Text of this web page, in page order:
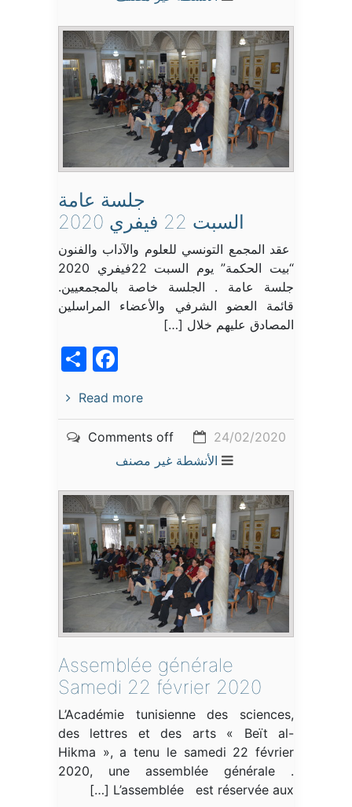
جلسة عامة
السبت 22 فيفري 2020
عقد المجمع التونسي للعلوم والآداب والفنون
“بيت الحكمة” يوم السبت 22فيفري 2020
جلسة عامة . الجلسة خاصة بالمجمعيين.
قائمة العضو الشرفي والأعضاء المراسلين
المصادق عليهم خلال […]
Read more
24/02/2020
Comments off
الأنشطة غير مصنف
Assemblée générale
Samedi 22 février 2020
L’Académie tunisienne des sciences,
des lettres et des arts « Beït al-
Hikma », a tenu le samedi 22 février
2020, une assemblée générale .
L’assemblée est réservée aux […]